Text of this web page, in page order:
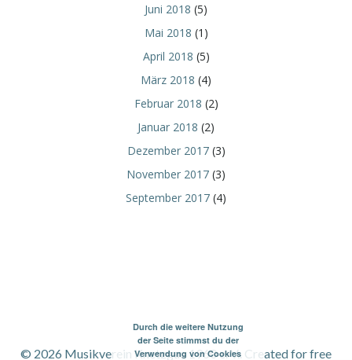
Juni 2018 (5)
Mai 2018 (1)
April 2018 (5)
März 2018 (4)
Februar 2018 (2)
Januar 2018 (2)
Dezember 2017(3)
November 2017 (3)
September 2017 (4)
© 2026 Musikverein Knetzgau 1960 e. V.. Created for free
Durch die weitere Nutzung
der Seite stimmst du der
Verwendung von Cookies